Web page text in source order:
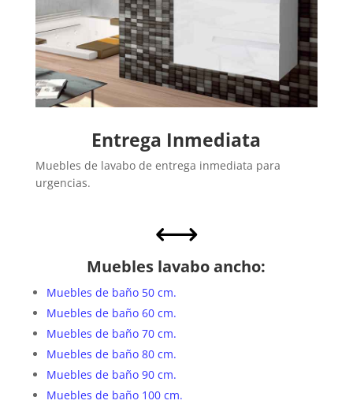
Entrega Inmediata
Muebles de lavabo de entrega inmediata para
urgencias.
,
Muebles lavabo ancho:
Muebles de baño 50 cm.
Muebles de baño 60 cm.
Muebles de baño 70 cm.
Muebles de baño 80 cm.
Muebles de baño 90 cm.
Muebles de baño 100 cm.